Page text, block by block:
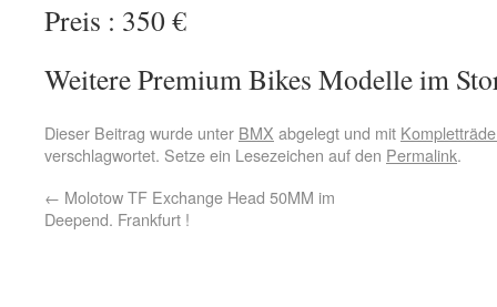
Preis : 350 €
Weitere Premium Bikes Modelle im
Dieser Beitrag wurde unter BMX abgelegt und mit
verschlagwortet. Setze ein Lesezeichen auf den Permalink.
← Molotow TF Exchange Head 50MM im
Deepend. Frankfurt !